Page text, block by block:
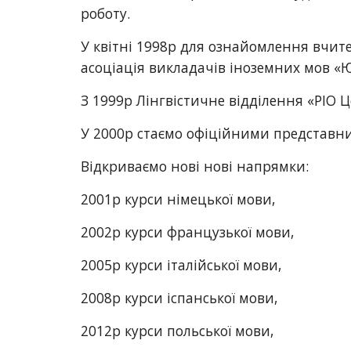
роботу.
У квітні 1998р для ознайомлення
асоціація викладачів іноземних мов
З 1999р Лінгвістичне відділення
У 2000р стаємо офіційними
Відкриваємо нові нові напрямки:
2001р курси німецької мови,
2002р курси французької мови,
2005р курси італійської мови,
2008р курси іспанської мови,
2012р курси польської мови,